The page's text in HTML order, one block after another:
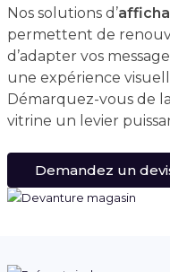
Nos solutions d’
permettent de
d’adapter vos
une expérience
Démarquez-vous de
vitrine un levier
Demandez un